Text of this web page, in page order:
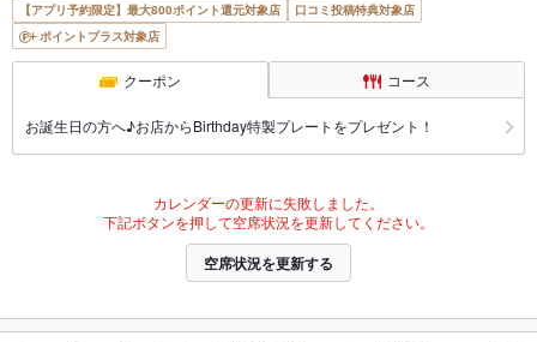
【アプリ予約限定】最大800ポイント還元対象店
口コミ投稿特典対象店
ポイントプラス対象店
クーポン コース
お誕生日の方へ♪お店からBirthday特製プレートをプレゼント！
カレンダーの更新に失敗しました。
下記ボタンを押して空席状況を更新してください。
空席状況を更新する